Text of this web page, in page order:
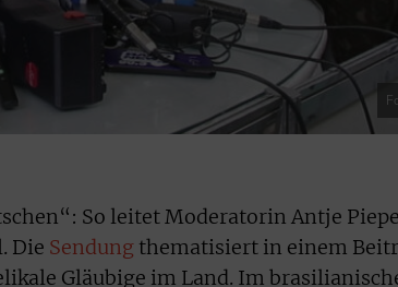
So leitet Moderatorin Antje
Die Sendung thematisiert in einem
Gläubige im Land. Im